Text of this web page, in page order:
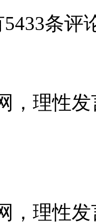
条评
，理性
，理性